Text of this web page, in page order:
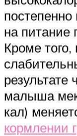
постепенно
на питание
Кроме
результате
малыша
кал)
кормлении